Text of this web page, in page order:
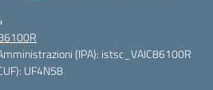
(IPA): istsc_VAIC86100R
UF4N58